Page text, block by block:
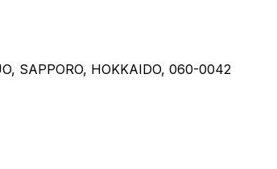
SAPPORO, HOKKAIDO, 060-0042